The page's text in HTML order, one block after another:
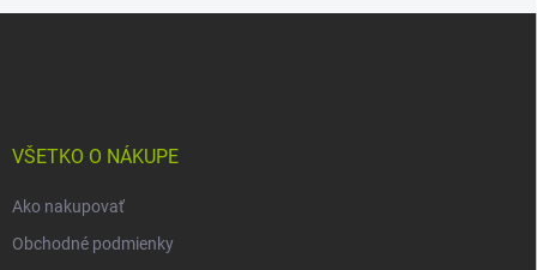
VŠETKO O NÁKUPE
Ako nakupovať
Obchodné podmienky